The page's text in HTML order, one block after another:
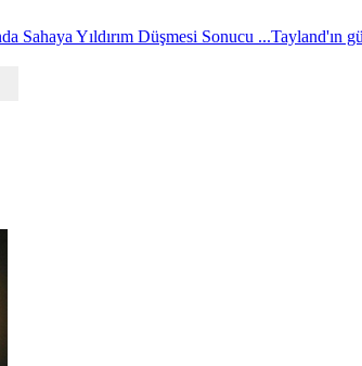
Sahaya Yıldırım Düşmesi Sonucu ...Tayland'ın